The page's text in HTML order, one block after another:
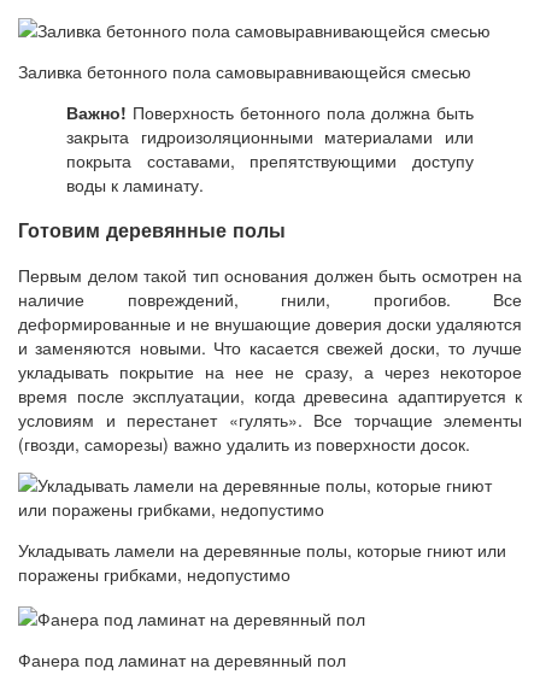
Заливка бетонного пола самовыравнивающейся смесью
Важно! Поверхность бетонного пола должна быть
закрыта гидроизоляционными материалами или
покрыта составами, препятствующими доступу
воды к ламинату.
Готовим деревянные полы
Первым делом такой тип основания должен быть осмотрен на
наличие повреждений, гнили, прогибов. Все
деформированные и не внушающие доверия доски удаляются
и заменяются новыми. Что касается свежей доски, то лучше
укладывать покрытие на нее не сразу, а через некоторое
время после эксплуатации, когда древесина адаптируется к
условиям и перестанет «гулять». Все торчащие элементы
(гвозди, саморезы) важно удалить из поверхности досок.
Укладывать ламели на деревянные полы, которые гниют или
поражены грибками, недопустимо
Фанера под ламинат на деревянный пол